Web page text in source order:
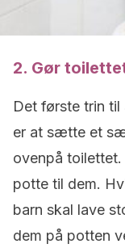
2. Gør
Det første trin til
er at sætte et
ovenpå
potte til dem.
barn skal lave
dem på potten